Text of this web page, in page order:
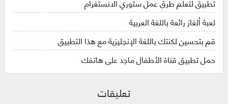
لعبة ألغاز رائعة باللغة العربية
قم بتحسين لكنتك باللغة الإنجليزية مع هذا التطبيق
حمل تطبيق قناة الأطفال ماجد على هاتفك
تعليقات